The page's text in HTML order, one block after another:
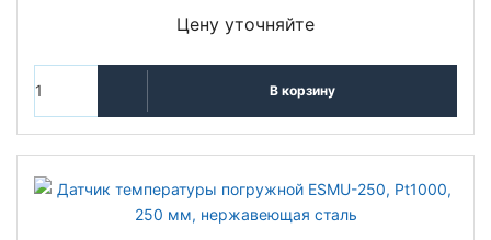
Цену уточняйте
В корзину